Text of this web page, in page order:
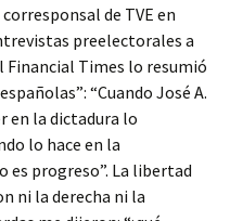
de TVE en
preelectorales a
Financial Times lo resumió
“Cuando José A.
en la dictadura lo
lo hace en la
es progreso”. La libertad
ni la derecha ni la